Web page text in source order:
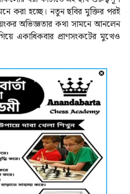
করা হচ্ছে। নতুন ছবির মুক্তির পরই
অভিজ্ঞতার কথা সামনে আনলেন
একাধিকবার প্রাণসংকটের মুখেও